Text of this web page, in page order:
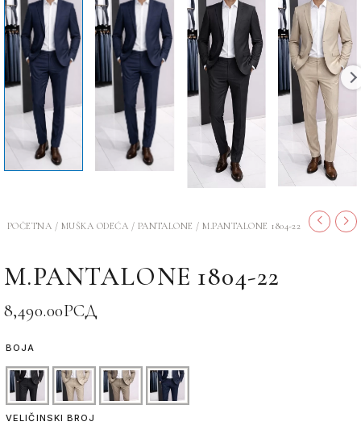
POČETNA / MUŠKA ODEĆA / PANTALONE / M.PANTALONE 1804-22
M.PANTALONE 1804-22
8,490.00РСД
BOJA
VELIČINSKI BROJ